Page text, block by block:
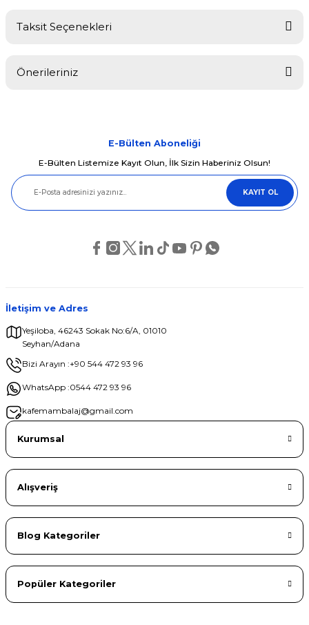
Taksit Seçenekleri
Önerileriniz
Görüş ve önerileriniz için teşekkür ederiz.
Ürün resmi kalitesiz, bozuk veya görüntülenemiyor.
Ürün açıklamasında eksik bilgiler bulunuyor.
Bu ürüne benzer farklı alternatifler olmalı.
E-Bülten Aboneliği
E-Bülten Listemize Kayıt Olun, İlk Sizin Haberiniz Olsun!
KAYIT OL
İletişim ve Adres
Yeşiloba, 46243 Sokak No:6/A, 01010
Seyhan/Adana
Bizi Arayın :+90 544 472 93 96
WhatsApp :0544 472 93 96
kafemambalaj@gmail.com
Kurumsal
Alışveriş
Blog Kategoriler
Popüler Kategoriler